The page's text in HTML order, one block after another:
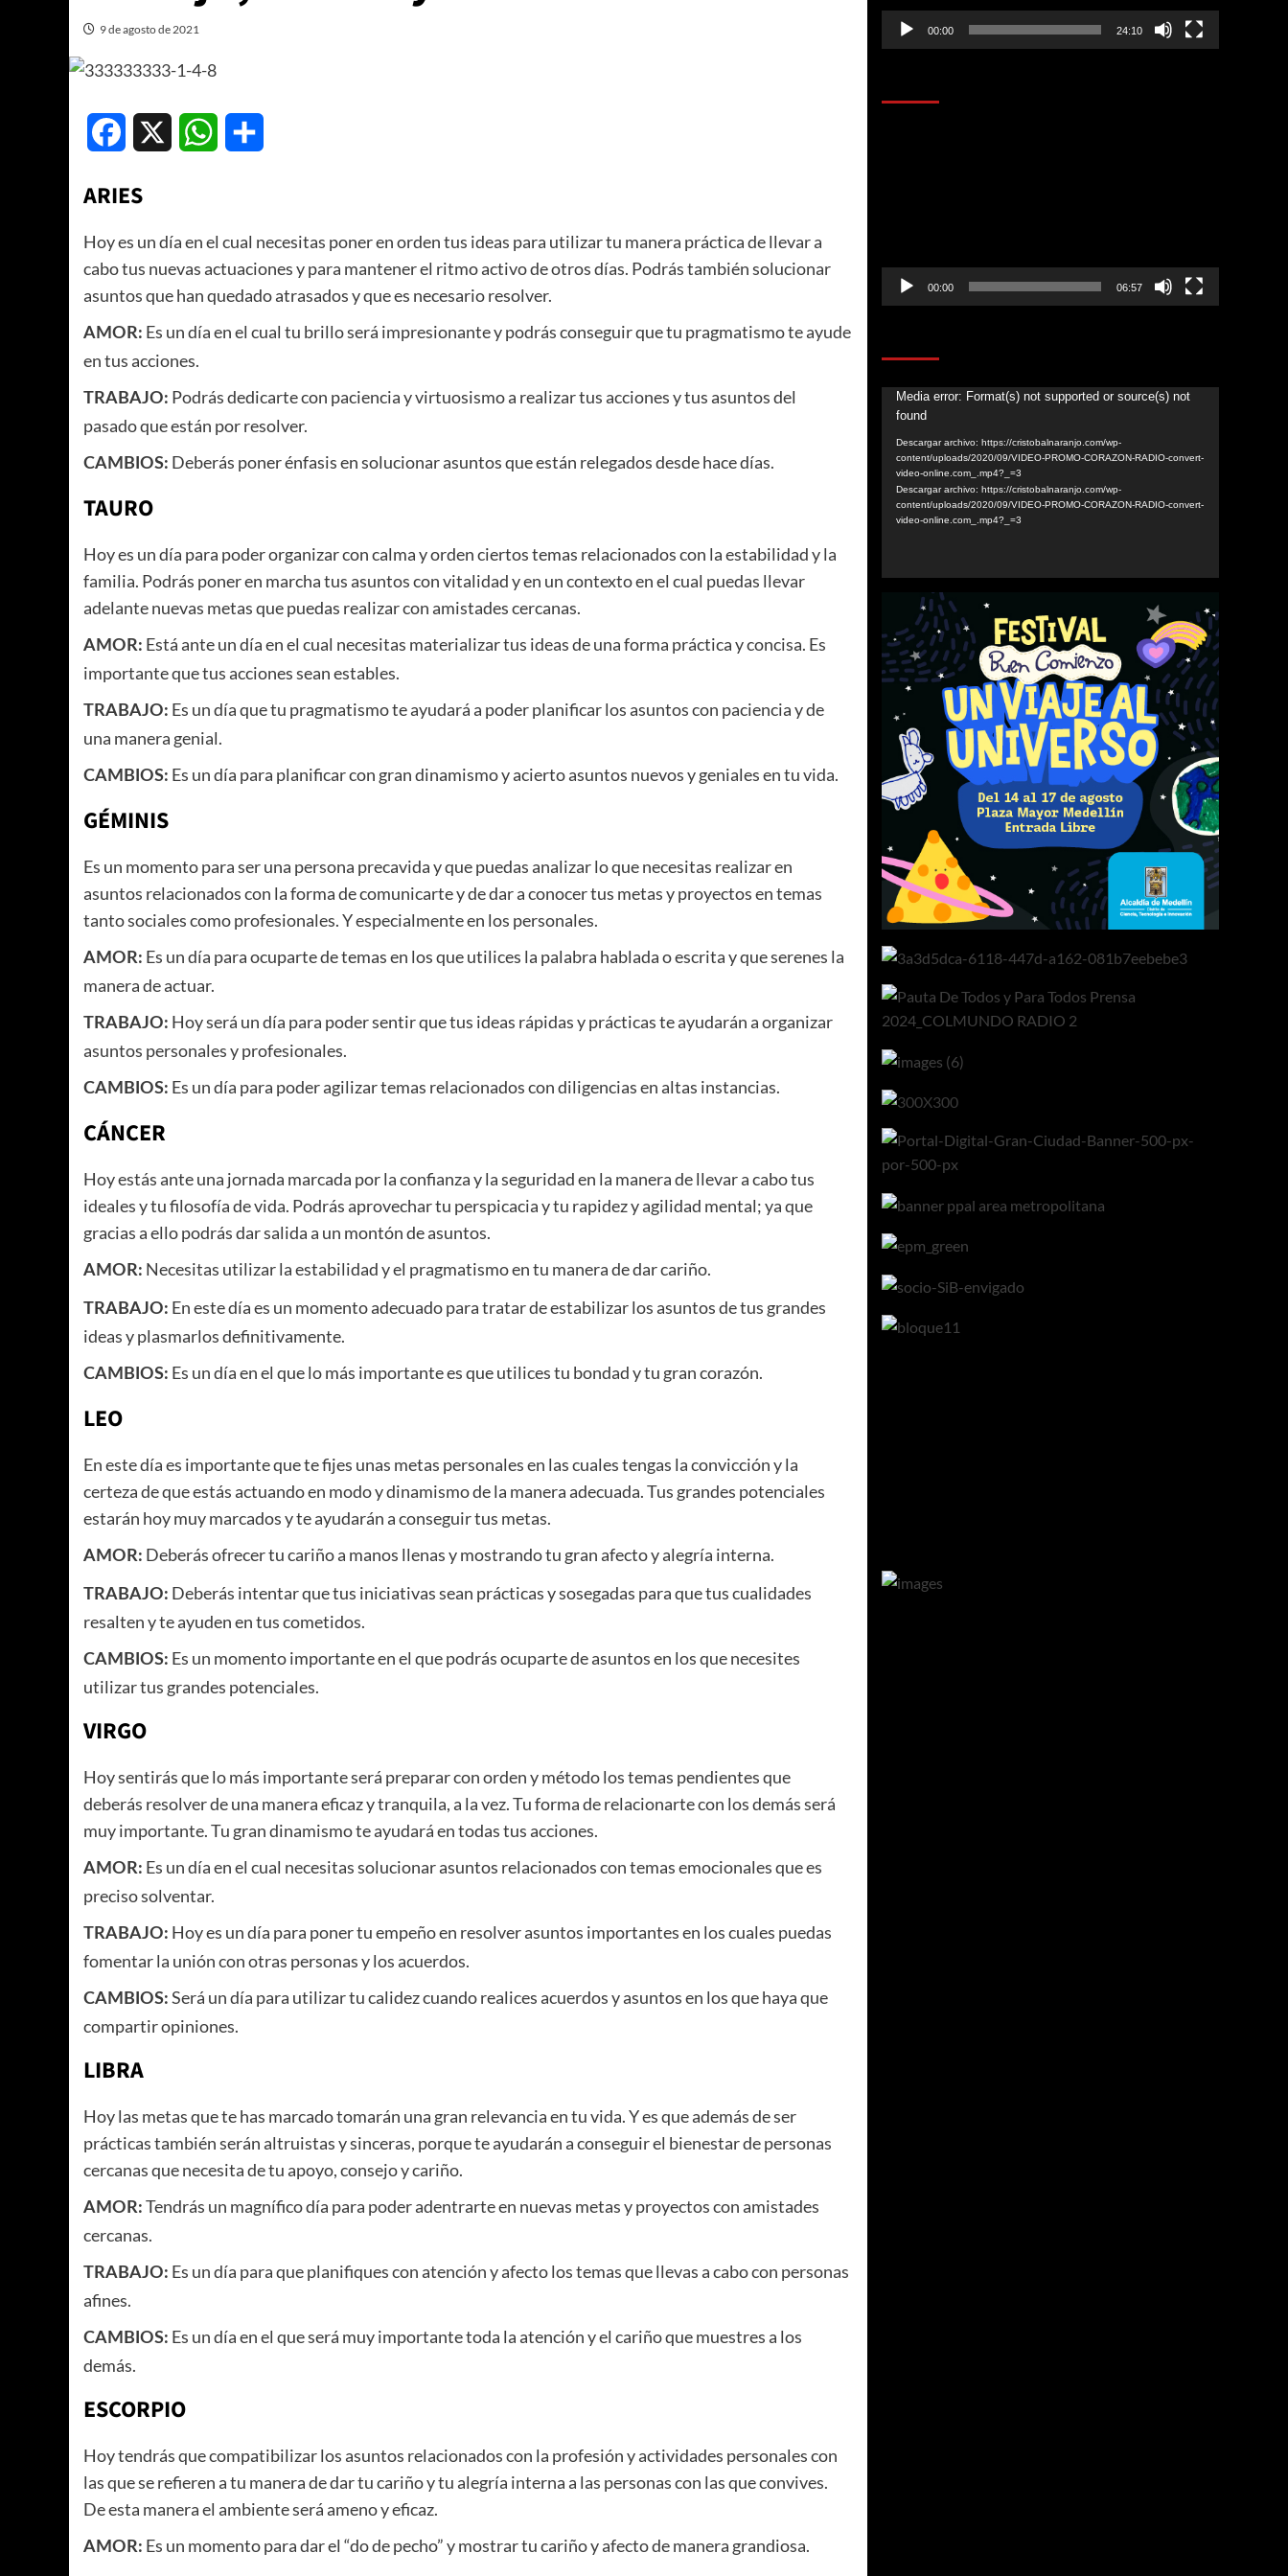
9 de agosto de 2021
Facebook WhatsApp
ARIES
Hoy es un día en el cual necesitas poner en orden tus ideas para utilizar tu manera práctica de llevar a
cabo tus nuevas actuaciones y para mantener el ritmo activo de otros días. Podrás también solucionar
asuntos que han quedado atrasados y que es necesario resolver.
AMOR: Es un día en el cual tu brillo será impresionante y podrás conseguir que tu pragmatismo te ayude
en tus acciones.
TRABAJO: Podrás dedicarte con paciencia y virtuosismo a realizar tus acciones y tus asuntos del
pasado que están por resolver.
CAMBIOS: Deberás poner énfasis en solucionar asuntos que están relegados desde hace días.
TAURO
Hoy es un día para poder organizar con calma y orden ciertos temas relacionados con la estabilidad y la
familia. Podrás poner en marcha tus asuntos con vitalidad y en un contexto en el cual puedas llevar
adelante nuevas metas que puedas realizar con amistades cercanas.
AMOR: Está ante un día en el cual necesitas materializar tus ideas de una forma práctica y concisa. Es
importante que tus acciones sean estables.
TRABAJO: Es un día que tu pragmatismo te ayudará a poder planificar los asuntos con paciencia y de
una manera genial.
CAMBIOS: Es un día para planificar con gran dinamismo y acierto asuntos nuevos y geniales en tu vida.
GÉMINIS
Es un momento para ser una persona precavida y que puedas analizar lo que necesitas realizar en
asuntos relacionados con la forma de comunicarte y de dar a conocer tus metas y proyectos en temas
tanto sociales como profesionales. Y especialmente en los personales.
AMOR: Es un día para ocuparte de temas en los que utilices la palabra hablada o escrita y que serenes la
manera de actuar.
TRABAJO: Hoy será un día para poder sentir que tus ideas rápidas y prácticas te ayudarán a organizar
asuntos personales y profesionales.
CAMBIOS: Es un día para poder agilizar temas relacionados con diligencias en altas instancias.
CÁNCER
Hoy estás ante una jornada marcada por la confianza y la seguridad en la manera de llevar a cabo tus
ideales y tu filosofía de vida. Podrás aprovechar tu perspicacia y tu rapidez y agilidad mental; ya que
gracias a ello podrás dar salida a un montón de asuntos.
AMOR: Necesitas utilizar la estabilidad y el pragmatismo en tu manera de dar cariño.
TRABAJO: En este día es un momento adecuado para tratar de estabilizar los asuntos de tus grandes
ideas y plasmarlos definitivamente.
CAMBIOS: Es un día en el que lo más importante es que utilices tu bondad y tu gran corazón.
LEO
En este día es importante que te fijes unas metas personales en las cuales tengas la convicción y la
certeza de que estás actuando en modo y dinamismo de la manera adecuada. Tus grandes potenciales
estarán hoy muy marcados y te ayudarán a conseguir tus metas.
AMOR: Deberás ofrecer tu cariño a manos llenas y mostrando tu gran afecto y alegría interna.
TRABAJO: Deberás intentar que tus iniciativas sean prácticas y sosegadas para que tus cualidades
resalten y te ayuden en tus cometidos.
CAMBIOS: Es un momento importante en el que podrás ocuparte de asuntos en los que necesites
utilizar tus grandes potenciales.
VIRGO
Hoy sentirás que lo más importante será preparar con orden y método los temas pendientes que
deberás resolver de una manera eficaz y tranquila, a la vez. Tu forma de relacionarte con los demás será
muy importante. Tu gran dinamismo te ayudará en todas tus acciones.
AMOR: Es un día en el cual necesitas solucionar asuntos relacionados con temas emocionales que es
preciso solventar.
TRABAJO: Hoy es un día para poner tu empeño en resolver asuntos importantes en los cuales puedas
fomentar la unión con otras personas y los acuerdos.
CAMBIOS: Será un día para utilizar tu calidez cuando realices acuerdos y asuntos en los que haya que
compartir opiniones.
LIBRA
Hoy las metas que te has marcado tomarán una gran relevancia en tu vida. Y es que además de ser
prácticas también serán altruistas y sinceras, porque te ayudarán a conseguir el bienestar de personas
cercanas que necesita de tu apoyo, consejo y cariño.
AMOR: Tendrás un magnífico día para poder adentrarte en nuevas metas y proyectos con amistades
cercanas.
TRABAJO: Es un día para que planifiques con atención y afecto los temas que llevas a cabo con personas
afines.
CAMBIOS: Es un día en el que será muy importante toda la atención y el cariño que muestres a los
demás.
ESCORPIO
Hoy tendrás que compatibilizar los asuntos relacionados con la profesión y actividades personales con
las que se refieren a tu manera de dar tu cariño y tu alegría interna a las personas con las que convives.
De esta manera el ambiente será ameno y eficaz.
AMOR: Es un momento para dar el “do de pecho” y mostrar tu cariño y afecto de manera grandiosa.
00:00 24:10
00:00 06:57
Reproductor
vídeo
Media error: Format(s) not supported or source(s) not
found
Descargar archivo: https://cristobalnaranjo.com/wp-
content/uploads/2020/09/VIDEO-PROMO-CORAZON-RADIO-convert-
video-online.com_.mp4?_=3
Descargar archivo: https://cristobalnaranjo.com/wp-
content/uploads/2020/09/VIDEO-PROMO-CORAZON-RADIO-convert-
video-online.com_.mp4?_=3